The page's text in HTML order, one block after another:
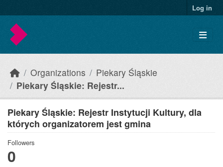
Log in
Organizations
Piekary Śląskie
Piekary Śląskie: Rejestr...
Piekary Śląskie: Rejestr Instytucji Kultury, dla
których organizatorem jest gmina
Followers
0